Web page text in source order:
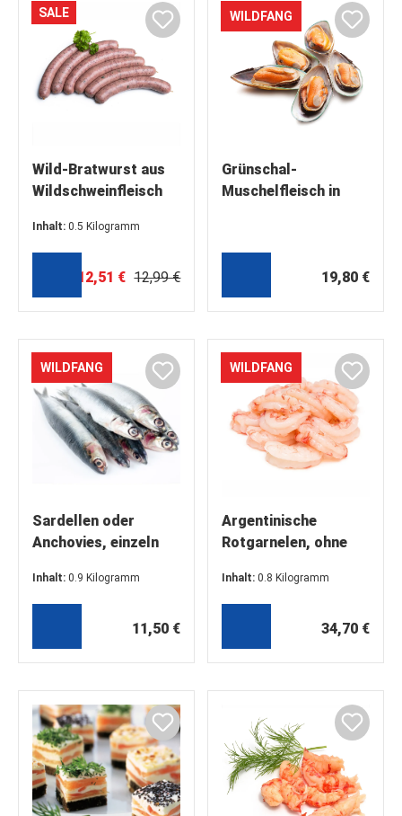
SALE
Wild-Bratwurst aus
Wildschweinfleisch
500g
Inhalt: 0.5 Kilogramm
12,51 € 12,99 €
WILDFANG
Grünschal-
Muschelfleisch in
19,80 €
WILDFANG
Sardellen oder
Anchovies, einzeln
Vorteilspaket 50-70
St/Kg
Inhalt: 0.9 Kilogramm
11,50 €
WILDFANG
Argentinische
Rotgarnelen, ohne
Schale/roh,
WILDFANG
Inhalt: 0.8 Kilogramm
34,70 €